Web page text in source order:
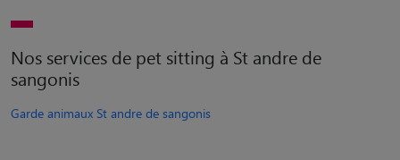
Nos services de pet sitting à St andre de
sangonis
Garde animaux St andre de sangonis